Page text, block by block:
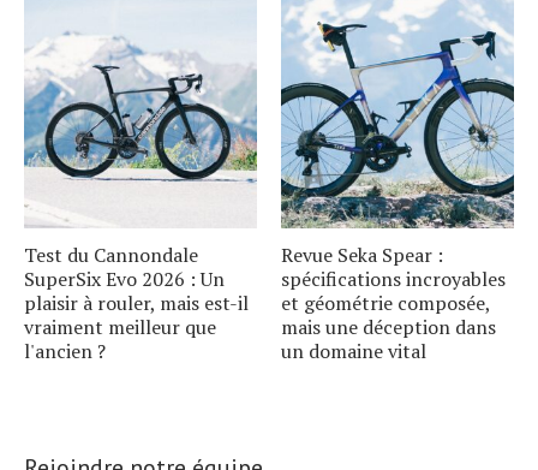
Test du Cannondale
SuperSix Evo 2026 : Un
plaisir à rouler, mais est-il
vraiment meilleur que
l'ancien ?
Revue Seka Spear :
spécifications incroyables
et géométrie composée,
mais une déception dans
un domaine vital